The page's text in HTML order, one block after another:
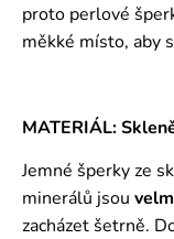
proto perlové
měkké místo, aby
MATERIÁL:
Jemné šperky ze
minerálů jsou
zacházet šetrně.